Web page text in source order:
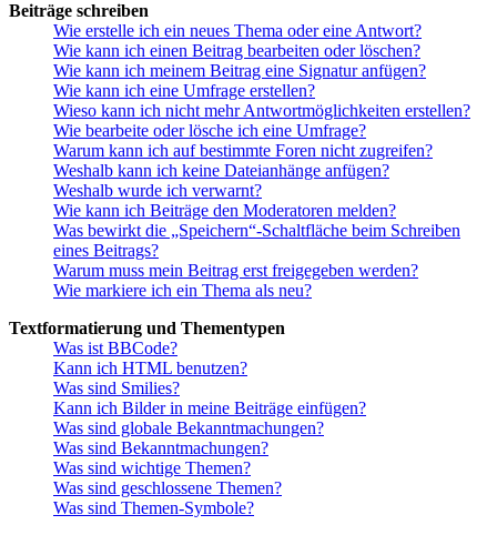
Beiträge schreiben
Wie erstelle ich ein neues Thema oder eine Antwort?
Wie kann ich einen Beitrag bearbeiten oder löschen?
Wie kann ich meinem Beitrag eine Signatur anfügen?
Wie kann ich eine Umfrage erstellen?
Wieso kann ich nicht mehr Antwortmöglichkeiten erstellen?
Wie bearbeite oder lösche ich eine Umfrage?
Warum kann ich auf bestimmte Foren nicht zugreifen?
Weshalb kann ich keine Dateianhänge anfügen?
Weshalb wurde ich verwarnt?
Wie kann ich Beiträge den Moderatoren melden?
Was bewirkt die „Speichern“-Schaltfläche beim Schreiben
eines Beitrags?
Warum muss mein Beitrag erst freigegeben werden?
Wie markiere ich ein Thema als neu?
Textformatierung und Thementypen
Was ist BBCode?
Kann ich HTML benutzen?
Was sind Smilies?
Kann ich Bilder in meine Beiträge einfügen?
Was sind globale Bekanntmachungen?
Was sind Bekanntmachungen?
Was sind wichtige Themen?
Was sind geschlossene Themen?
Was sind Themen-Symbole?